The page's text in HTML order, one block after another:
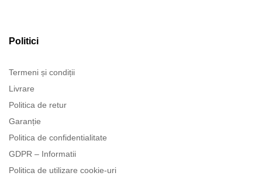
Politici
Termeni și condiții
Livrare
Politica de retur
Garanție
Politica de confidentialitate
GDPR – Informatii
Politica de utilizare cookie-uri